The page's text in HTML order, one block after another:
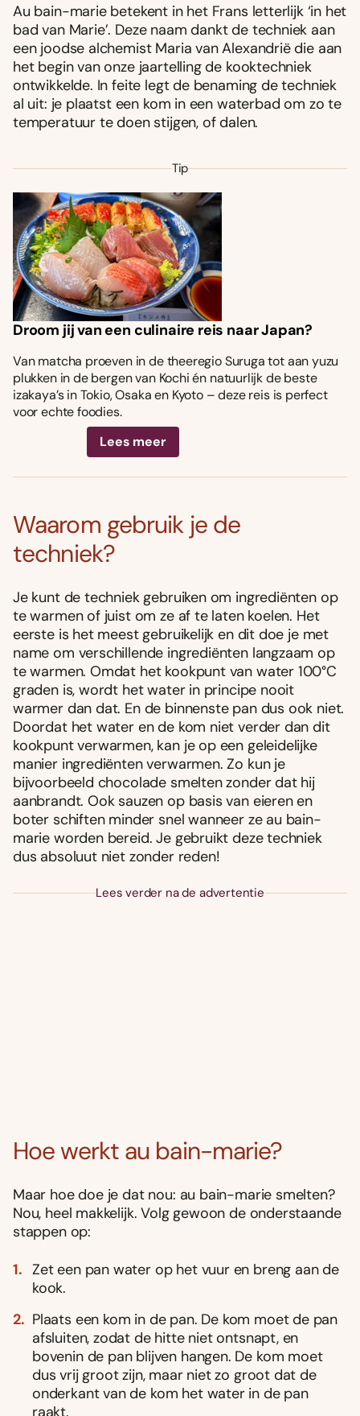
Au bain-marie betekent in het Frans letterlijk ‘in het
bad van Marie’. Deze naam dankt de techniek aan
een joodse alchemist Maria van Alexandrië die aan
het begin van onze jaartelling de kooktechniek
ontwikkelde. In feite legt de benaming de techniek
al uit: je plaatst een kom in een waterbad om zo te
temperatuur te doen stijgen, of dalen.
Tip
Droom jij van een culinaire reis naar Japan?
Van matcha proeven in de theeregio Suruga tot aan yuzu
plukken in de bergen van Kochi én natuurlijk de beste
izakaya’s in Tokio, Osaka en Kyoto – deze reis is perfect
voor echte foodies.
Lees meer
Waarom gebruik je de
techniek?
Je kunt de techniek gebruiken om ingrediënten op
te warmen of juist om ze af te laten koelen. Het
eerste is het meest gebruikelijk en dit doe je met
name om verschillende ingrediënten langzaam op
te warmen. Omdat het kookpunt van water 100°C
graden is, wordt het water in principe nooit
warmer dan dat. En de binnenste pan dus ook niet.
Doordat het water en de kom niet verder dan dit
kookpunt verwarmen, kan je op een geleidelijke
manier ingrediënten verwarmen. Zo kun je
bijvoorbeeld chocolade smelten zonder dat hij
aanbrandt. Ook sauzen op basis van eieren en
boter schiften minder snel wanneer ze au bain-
marie worden bereid. Je gebruikt deze techniek
dus absoluut niet zonder reden!
Lees verder na de advertentie
Hoe werkt au bain-marie?
Maar hoe doe je dat nou: au bain-marie smelten?
Nou, heel makkelijk. Volg gewoon de onderstaande
stappen op:
Zet een pan water op het vuur en breng aan de
kook.
Plaats een kom in de pan. De kom moet de pan
afsluiten, zodat de hitte niet ontsnapt, en
bovenin de pan blijven hangen. De kom moet
dus vrij groot zijn, maar niet zo groot dat de
onderkant van de kom het water in de pan
raakt.